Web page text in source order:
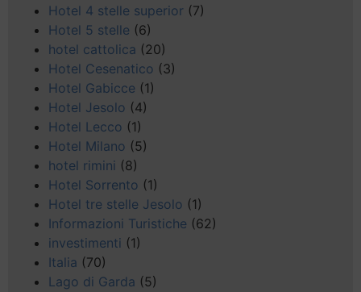
Hotel 4 stelle superior (7)
Hotel 5 stelle (6)
hotel cattolica (20)
Hotel Cesenatico (3)
Hotel Gabicce (1)
Hotel Jesolo (4)
Hotel Lecco (1)
Hotel Milano (5)
hotel rimini (8)
Hotel Sorrento (1)
Hotel tre stelle Jesolo (1)
Informazioni Turistiche (62)
investimenti (1)
Italia (70)
Lago di Garda (5)